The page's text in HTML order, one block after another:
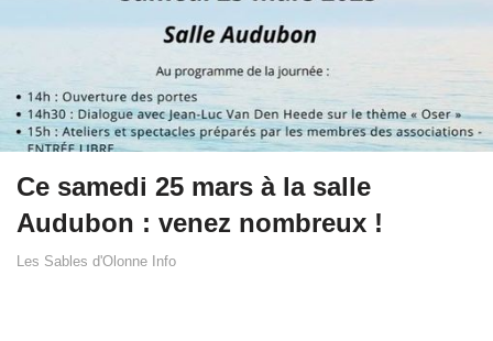
Ce samedi 25 mars à la salle
Audubon : venez nombreux !
Les Sables d'Olonne Info